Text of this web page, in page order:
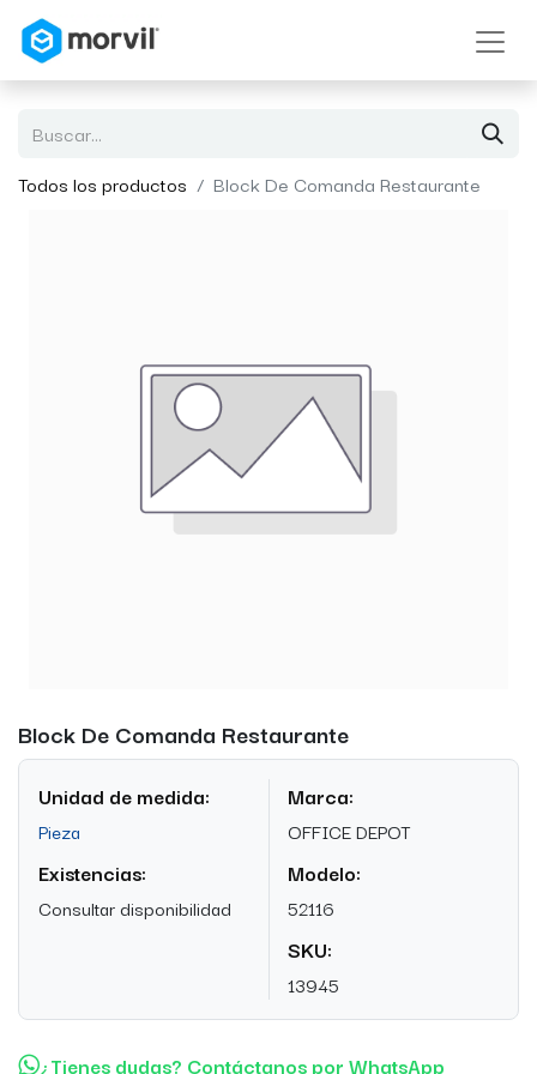
Todos los productos Block De Comanda Restaurante
Block De Comanda Restaurante
Unidad de medida:
Pieza
Existencias:
Consultar disponibilidad
Marca:
OFFICE DEPOT
Modelo:
52116
SKU:
13945
¿Tienes dudas? Contáctanos por WhatsApp